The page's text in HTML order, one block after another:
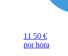
11 50 €
por hora